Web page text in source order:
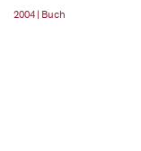
2004 | Buch